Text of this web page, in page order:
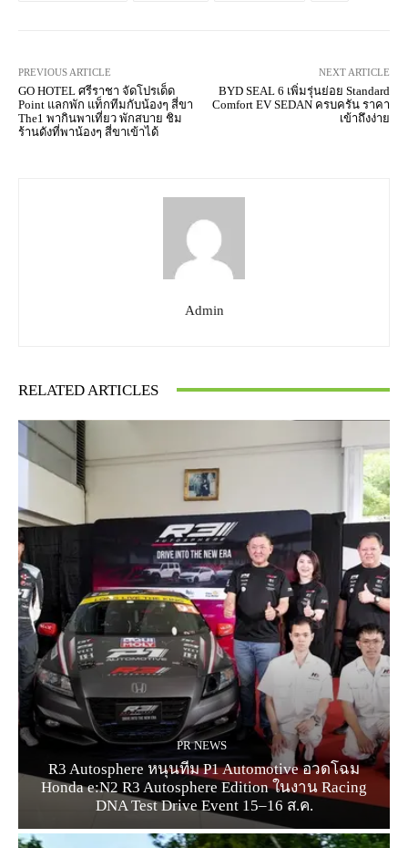
PREVIOUS ARTICLE
GO HOTEL ศรีราชา จัดโปรเด็ด
Point แลกพัก แท็กทีมกับน้องๆ สี่ขา
The1 พากินพาเที่ยว พักสบาย ชิม
ร้านดังที่พาน้องๆ สี่ขาเข้าได้
NEXT ARTICLE
BYD SEAL 6 เพิ่มรุ่นย่อย Standard
Comfort EV SEDAN ครบครัน ราคา
เข้าถึงง่าย
Admin
RELATED ARTICLES
PR NEWS
R3 Autosphere หนุนทีม P1 Automotive อวดโฉม
Honda e:N2 R3 Autosphere Edition ในงาน Racing
DNA Test Drive Event 15–16 ส.ค.